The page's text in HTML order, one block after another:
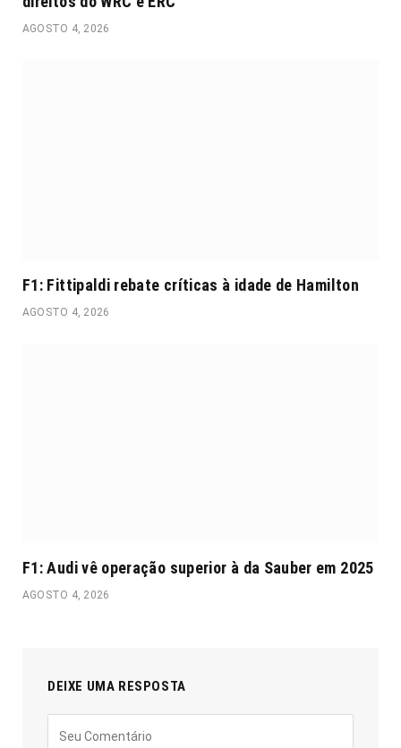
AGOSTO 4, 2026
F1: Fittipaldi rebate críticas à idade de Hamilton
AGOSTO 4, 2026
F1: Audi vê operação superior à da Sauber em 2025
AGOSTO 4, 2026
DEIXE UMA RESPOSTA